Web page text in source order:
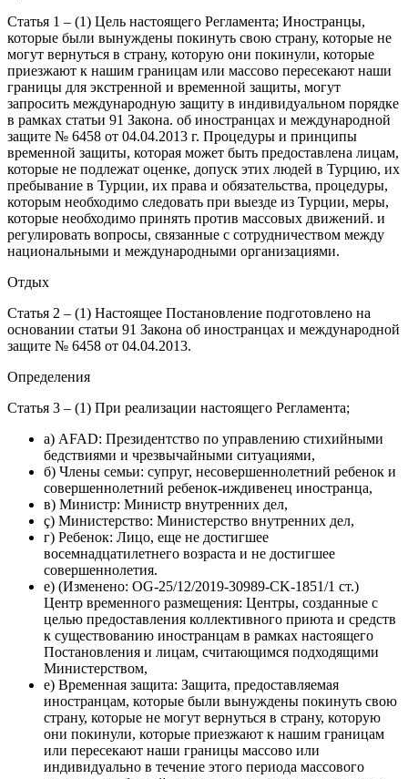
Статья 1 – (1) Цель настоящего Регламента; Иностранцы,
которые были вынуждены покинуть свою страну, которые не
могут вернуться в страну, которую они покинули, которые
приезжают к нашим границам или массово пересекают наши
границы для экстренной и временной защиты, могут
запросить международную защиту в индивидуальном порядке
в рамках статьи 91 Закона. об иностранцах и международной
защите № 6458 от 04.04.2013 г. Процедуры и принципы
временной защиты, которая может быть предоставлена ​​лицам,
которые не подлежат оценке, допуск этих людей в Турцию, их
пребывание в Турции, их права и обязательства, процедуры,
которым необходимо следовать при выезде из Турции, меры,
которые необходимо принять против массовых движений. и
регулировать вопросы, связанные с сотрудничеством между
национальными и международными организациями.
Отдых
Статья 2 – (1) Настоящее Постановление подготовлено на
основании статьи 91 Закона об иностранцах и международной
защите № 6458 от 04.04.2013.
Определения
Статья 3 – (1) При реализации настоящего Регламента;
а) AFAD: Президентство по управлению стихийными
бедствиями и чрезвычайными ситуациями,
б) Члены семьи: супруг, несовершеннолетний ребенок и
совершеннолетний ребенок-иждивенец иностранца,
в) Министр: Министр внутренних дел,
ç) Министерство: Министерство внутренних дел,
г) Ребенок: Лицо, еще не достигшее
восемнадцатилетнего возраста и не достигшее
совершеннолетия.
e) (Изменено: OG-25/12/2019-30989-CK-1851/1 ст.)
Центр временного размещения: Центры, созданные с
целью предоставления коллективного приюта и средств
к существованию иностранцам в рамках настоящего
Постановления и лицам, считающимся подходящими
Министерством,
е) Временная защита: Защита, предоставляемая
иностранцам, которые были вынуждены покинуть свою
страну, которые не могут вернуться в страну, которую
они покинули, которые приезжают к нашим границам
или пересекают наши границы массово или
индивидуально в течение этого периода массового